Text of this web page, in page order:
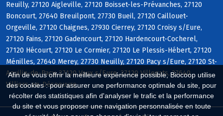
Afin de vous offrir la meilleure expérience possible, Biocoop utilise
des cookies : pour assurer une performance optimale du site, pour
récolter des statistiques afin d'analyser le trafic et la performance
du site et vous proposer une navigation personnalisée en toute
Reuilly, 27120 Aigleville, 27120 Boisset-les-Prévanches, 27120
Boncourt, 27640 Breuilpont, 27730 Bueil, 27120 Caillouet-
Orgeville, 27120 Chaignes, 27930 Cierrey, 27120 Croisy s/Eure,
27120 Fains, 27120 Gadencourt, 27120 Hardencourt-Cocherel,
27120 Hécourt, 27120 Le Cormier, 27120 Le Plessis-Hébert, 27120
Ménilles, 27640 Merey, 27730 Neuilly, 27120 Pacy s/Eure, 27120 St-
Aquilin-de-Pacy, 27120 Vaux s/Eure, 27120 Villegats, 27640
Villiers-en-Désoeuvre